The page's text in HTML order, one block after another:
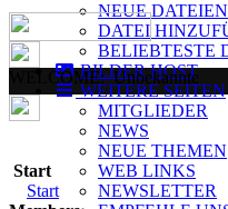
NEUE DATEIEN
DATEI
BELIEBTESTE
BILDER HOST
WEITERE SEITEN
MITGLIEDER
NEWS
NEUE THEMEN
WEB LINKS
NEWSLETTER
WELCOME: Unbekannte
Start
Start